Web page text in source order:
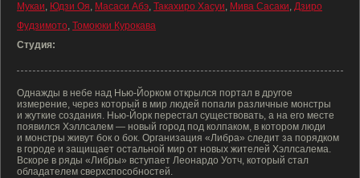
Мукаи, Юдзи Оя, Масаси Абэ, Такахиро Хасуи, Мива Сасаки, Дзиро
Фудзимото, Томоюки Курокава
Студия:
Однажды в небе над Нью-Йорком открылся портал в другое
измерение, через который в мир людей попали различные монстры
и жуткие создания. Нью-Йорк перестал существовать, а на его месте
появился Хэллсалем — новый город под колпаком, в котором люди
и монстры живут бок о бок. Организация «Либра» следит за порядком
в городе и защищает остальной мир от новых жителей Хэллсалема.
Вскоре в ряды «Либры» вступает Леонардо Уотч, который стал
обладателем сверхспособностей.